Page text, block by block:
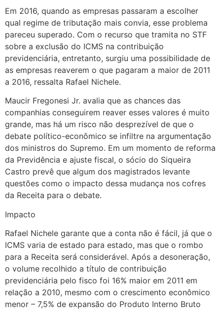
Em 2016, quando as empresas passaram a escolher
qual regime de tributação mais convia, esse problema
pareceu superado. Com o recurso que tramita no STF
sobre a exclusão do ICMS na contribuição
previdenciária, entretanto, surgiu uma possibilidade de
as empresas reaverem o que pagaram a maior de 2011
a 2016, ressalta Rafael Nichele.
Maucir Fregonesi Jr. avalia que as chances das
companhias conseguirem reaver esses valores é muito
grande, mas há um risco não desprezível de que o
debate político-econômico se infiltre na argumentação
dos ministros do Supremo. Em um momento de reforma
da Previdência e ajuste fiscal, o sócio do Siqueira
Castro prevê que algum dos magistrados levante
questões como o impacto dessa mudança nos cofres
da Receita para o debate.
Impacto
Rafael Nichele garante que a conta não é fácil, já que o
ICMS varia de estado para estado, mas que o rombo
para a Receita será considerável. Após a desoneração,
o volume recolhido a título de contribuição
previdenciária pelo fisco foi 16% maior em 2011 em
relação a 2010, mesmo com o crescimento econômico
menor – 7,5% de expansão do Produto Interno Bruto